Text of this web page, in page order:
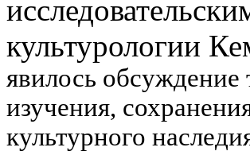
культурологии
явилось
изучения,
культурного